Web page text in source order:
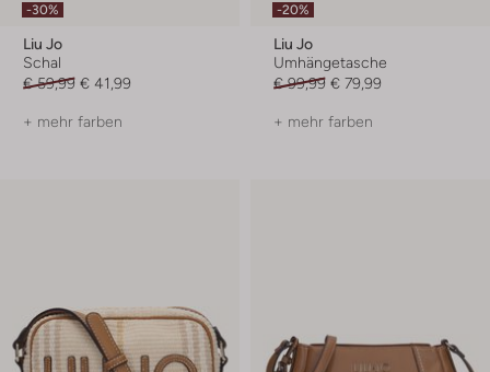
-30%
Liu Jo
Schal
€ 59,99 € 41,99
+ mehr farben
-20%
Liu Jo
Umhängetasche
€ 99,99 € 79,99
+ mehr farben